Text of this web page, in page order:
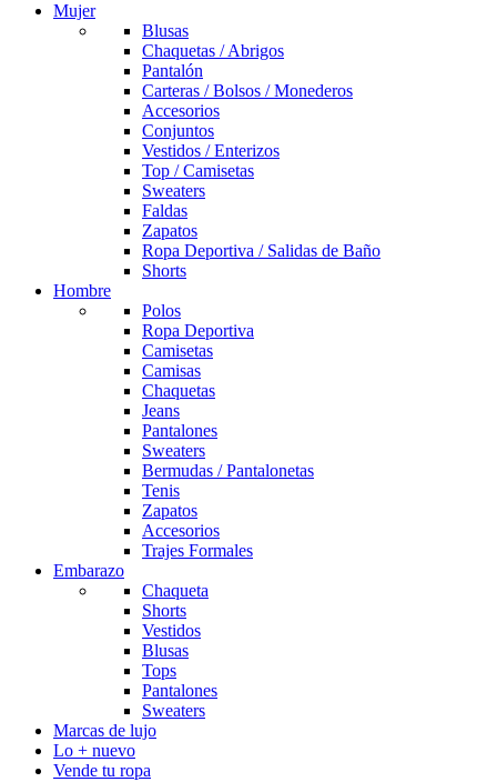
Mujer
Blusas
Chaquetas / Abrigos
Pantalón
Carteras / Bolsos / Monederos
Accesorios
Conjuntos
Vestidos / Enterizos
Top / Camisetas
Sweaters
Faldas
Zapatos
Ropa Deportiva / Salidas de Baño
Shorts
Hombre
Polos
Ropa Deportiva
Camisetas
Camisas
Chaquetas
Jeans
Pantalones
Sweaters
Bermudas / Pantalonetas
Tenis
Zapatos
Accesorios
Trajes Formales
Embarazo
Chaqueta
Shorts
Vestidos
Blusas
Tops
Pantalones
Sweaters
Marcas de lujo
Lo + nuevo
Vende tu ropa